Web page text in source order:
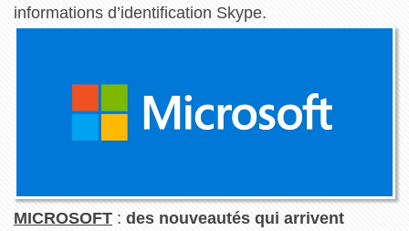
informations d’identification Skype.
MICROSOFT: des nouveautés qui arrivent